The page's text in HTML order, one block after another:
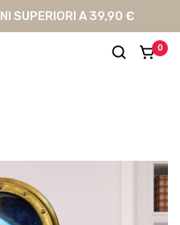
SUPERIORI A 39,90 €
0